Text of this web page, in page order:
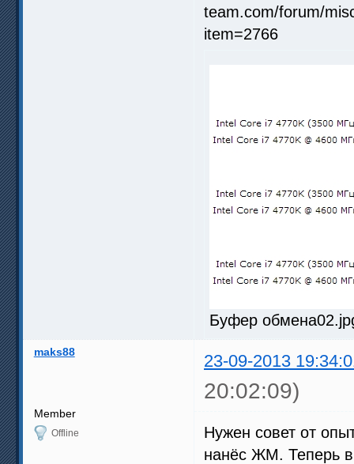
Буфер
maks88 23-09-2013
20:02:09)
Member
Offline
Нужен совет от
нанёс ЖМ. Теперь